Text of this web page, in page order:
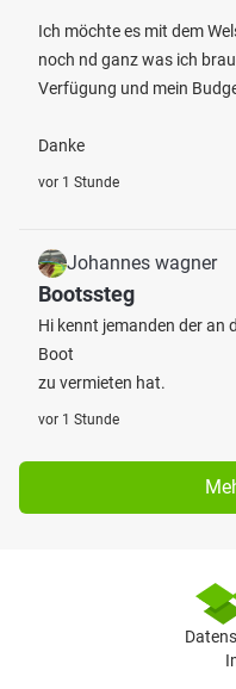
Ich möchte es mit dem
noch nd ganz was ich
Verfügung und mein
Danke
vor 1 Stunde
Johannes wagner
Bootssteg
Hi kennt jemanden der an
Boot
zu vermieten hat.
vor 1 Stunde